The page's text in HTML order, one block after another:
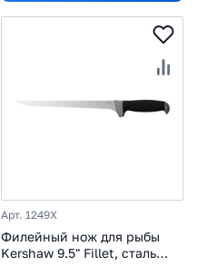
Арт. 1249X
Филейный нож для рыбы
Kershaw 9.5" Fillet, сталь